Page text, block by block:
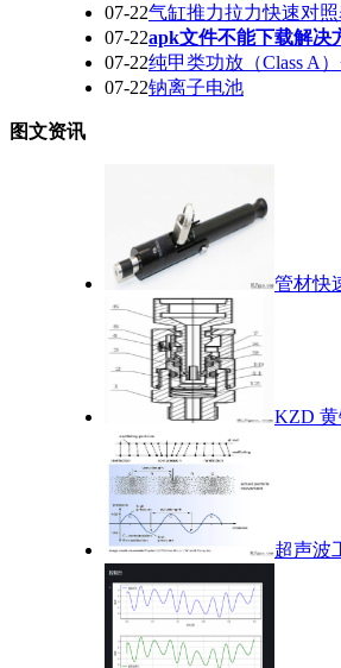
07-22气缸推力拉力快速对照
07-22apk文件不能下载解决
07-22纯甲类功放（Class A
07-22钠离子电池
图文资讯
管材快
KZD
超声波